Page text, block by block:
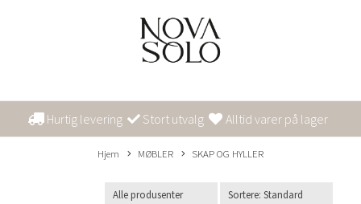
Hurtig levering Stort utvalg Alltid varer på lager
Hjem MØBLER SKAP OG HYLLER